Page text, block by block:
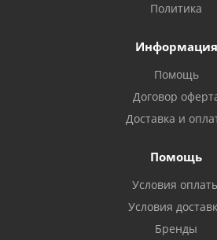
Политика
Информация
Помощь
Договор
Доставка и
Помощь
Условия
Условия
Бренды